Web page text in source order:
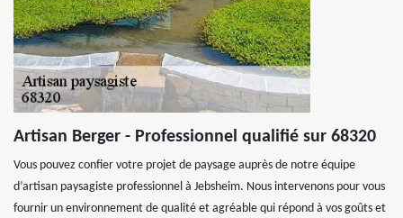
Artisan Berger - Professionnel qualifié sur 68320
Vous pouvez confier votre projet de paysage auprès de notre équipe
d’artisan paysagiste professionnel à Jebsheim. Nous intervenons pour vous
fournir un environnement de qualité et agréable qui répond à vos goûts et